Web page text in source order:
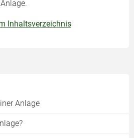
Anlage
Inhaltsverzeichnis